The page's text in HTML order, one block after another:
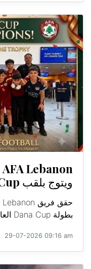
ويتوج بلقب Dana Cup العالمية
بطولة Dana Cup العالمية في الدنمارك لفئة...
29-07-2026 09:16 am